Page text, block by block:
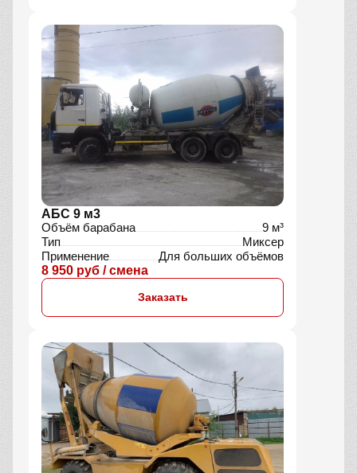
АБС 9 м3
Объём барабана
9 м³
Тип
Миксер
Применение
Для больших объёмов
8 950 руб / смена
Заказать